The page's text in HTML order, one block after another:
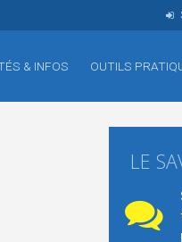
& INFOS OUTILS
LE